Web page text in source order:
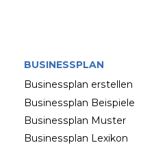
BUSINESSPLAN
Businessplan erstellen
Businessplan Beispiele
Businessplan Muster
Businessplan Lexikon